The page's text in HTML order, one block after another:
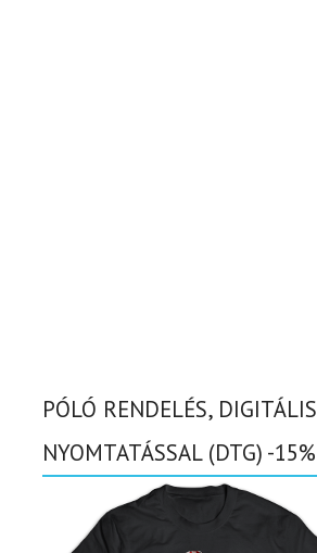
PÓLÓ RENDELÉS, DIGITÁLIS
NYOMTATÁSSAL (DTG) -15%